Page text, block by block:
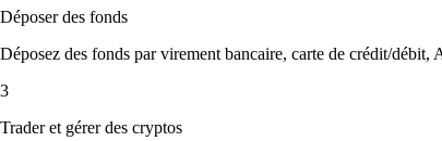
Déposer des fonds
Déposez des fonds par virement bancaire, carte de crédit/
3
Trader et gérer des cryptos